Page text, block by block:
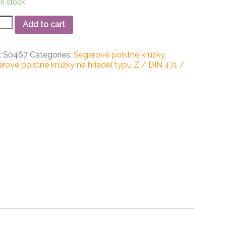
stock
Add to cart
S0467 Categories: Segerové poistné krúžky,
poistné krúžky na hriadeľ typu Z / DIN 471 /